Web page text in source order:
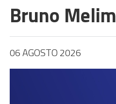
Bruno Melim
06 AGOSTO 2026